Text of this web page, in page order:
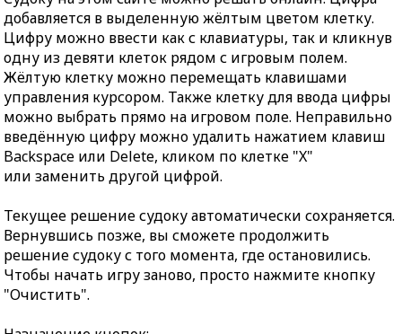
добавляется в выделенную жёлтым цветом клетку.
Цифру можно ввести как с клавиатуры, так и кликнув
одну из девяти клеток рядом с игровым полем.
Жёлтую клетку можно перемещать клавишами
управления курсором. Также клетку для ввода цифры
можно выбрать прямо на игровом поле. Неправильно
введённую цифру можно удалить нажатием клавиш
Backspace или Delete, кликом по клетке "X"
или заменить другой цифрой.
Текущее решение судоку автоматически сохраняется.
Вернувшись позже, вы сможете продолжить
решение судоку с того момента, где остановились.
Чтобы начать игру заново, просто нажмите кнопку
"Очистить".